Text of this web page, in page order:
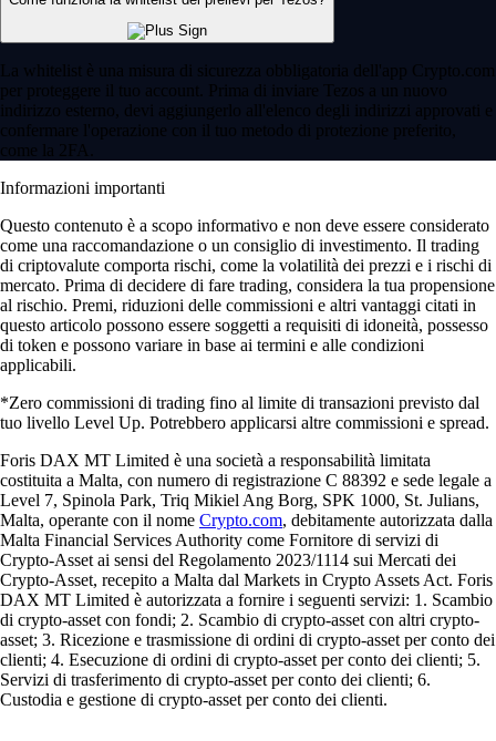
La whitelist è una misura di sicurezza obbligatoria dell'app Crypto.com
per proteggere il tuo account. Prima di inviare Tezos a un nuovo
indirizzo esterno, devi aggiungerlo all'elenco degli indirizzi approvati e
confermare l'operazione con il tuo metodo di protezione preferito,
come la 2FA.
Informazioni importanti
Questo contenuto è a scopo informativo e non deve essere considerato
come una raccomandazione o un consiglio di investimento. Il trading
di criptovalute comporta rischi, come la volatilità dei prezzi e i rischi di
mercato. Prima di decidere di fare trading, considera la tua propensione
al rischio. Premi, riduzioni delle commissioni e altri vantaggi citati in
questo articolo possono essere soggetti a requisiti di idoneità, possesso
di token e possono variare in base ai termini e alle condizioni
applicabili.
*Zero commissioni di trading fino al limite di transazioni previsto dal
tuo livello Level Up. Potrebbero applicarsi altre commissioni e spread.
Foris DAX MT Limited è una società a responsabilità limitata
costituita a Malta, con numero di registrazione C 88392 e sede legale a
Level 7, Spinola Park, Triq Mikiel Ang Borg, SPK 1000, St. Julians,
Malta, operante con il nome Crypto.com, debitamente autorizzata dalla
Malta Financial Services Authority come Fornitore di servizi di
Crypto-Asset ai sensi del Regolamento 2023/1114 sui Mercati dei
Crypto-Asset, recepito a Malta dal Markets in Crypto Assets Act. Foris
DAX MT Limited è autorizzata a fornire i seguenti servizi: 1. Scambio
di crypto-asset con fondi; 2. Scambio di crypto-asset con altri crypto-
asset; 3. Ricezione e trasmissione di ordini di crypto-asset per conto dei
clienti; 4. Esecuzione di ordini di crypto-asset per conto dei clienti; 5.
Servizi di trasferimento di crypto-asset per conto dei clienti; 6.
Custodia e gestione di crypto-asset per conto dei clienti.